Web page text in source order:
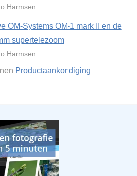
Harmsen
OM-Systems OM-1 mark II en de
supertelezoom
Harmsen
Productaankondiging